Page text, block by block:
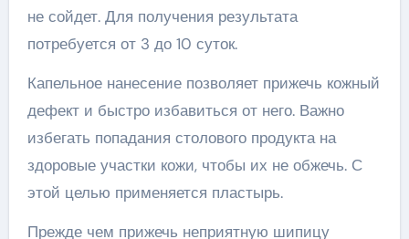
не сойдет. Для получения результата
потребуется от 3 до 10 суток.
Капельное нанесение позволяет прижечь кожный
дефект и быстро избавиться от него. Важно
избегать попадания столового продукта на
здоровые участки кожи, чтобы их не обжечь. С
этой целью применяется пластырь.
Прежде чем прижечь неприятную шипицу